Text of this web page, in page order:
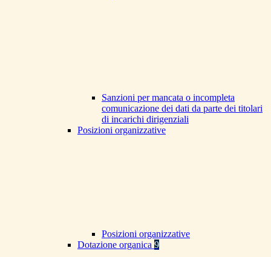
Sanzioni per mancata o incompleta
comunicazione dei dati da parte dei titolari
di incarichi dirigenziali
Posizioni organizzative
Posizioni organizzative
Dotazione organica 9